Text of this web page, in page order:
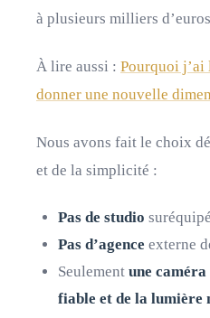
à plusieurs milliers
À lire aussi : Pourquoi j’ai
donner une nouvelle
Nous avons fait le choix
et de la simplicité :
Pas de studio suréquipé
Pas d’agence externe
Seulement une
fiable et de la lumière